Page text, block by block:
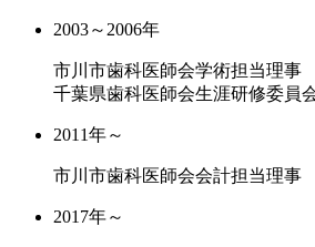
2003～2006年
市川市歯科医師会学術担当理事
千葉県歯科医師会生涯研修委員
2011年～
市川市歯科医師会会計担当理事
2017年～